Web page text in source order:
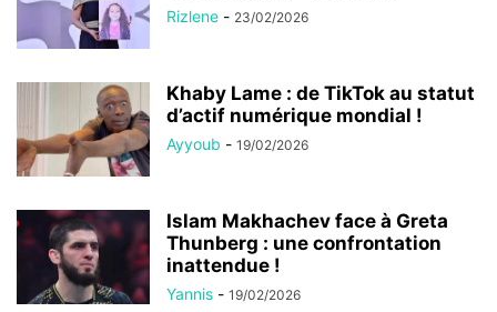
Rizlene - 23/02/2026
Khaby Lame : de TikTok au statut
d’actif numérique mondial !
Ayyoub - 19/02/2026
Islam Makhachev face à Greta
Thunberg : une confrontation
inattendue !
Yannis - 19/02/2026